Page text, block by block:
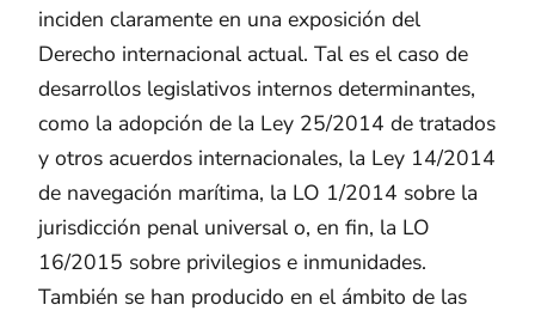
inciden claramente en una exposición del
Derecho internacional actual. Tal es el caso de
desarrollos legislativos internos determinantes,
como la adopción de la Ley 25/2014 de tratados
y otros acuerdos internacionales, la Ley 14/2014
de navegación marítima, la LO 1/2014 sobre la
jurisdicción penal universal o, en fin, la LO
16/2015 sobre privilegios e inmunidades.
También se han producido en el ámbito de las